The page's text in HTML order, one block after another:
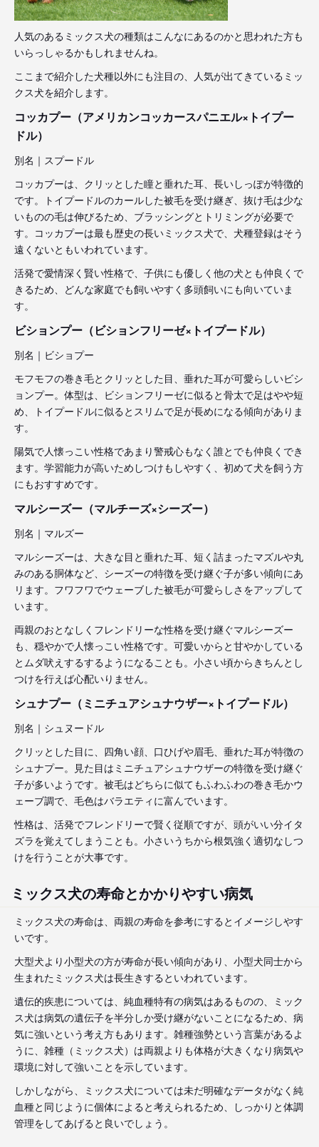
人気のあるミックス犬の種類はこんなにあるのかと思われた方も
いらっしゃるかもしれませんね。
ここまで紹介した犬種以外にも注目の、人気が出てきているミッ
クス犬を紹介します。
コッカプー（アメリカンコッカースパニエル×トイプー
ドル）
別名｜スプードル
コッカプーは、クリッとした瞳と垂れた耳、長いしっぽが特徴的
です。トイプードルのカールした被毛を受け継ぎ、抜け毛は少な
いものの毛は伸びるため、ブラッシングとトリミングが必要で
す。コッカプーは最も歴史の長いミックス犬で、犬種登録はそう
遠くないともいわれています。
活発で愛情深く賢い性格で、子供にも優しく他の犬とも仲良くで
きるため、どんな家庭でも飼いやすく多頭飼いにも向いていま
す。
ビションプー（ビションフリーゼ×トイプードル）
別名｜ビショプー
モフモフの巻き毛とクリッとした目、垂れた耳が可愛らしいビシ
ョンプー。体型は、ビションフリーゼに似ると骨太で足はやや短
め、トイプードルに似るとスリムで足が長めになる傾向がありま
す。
陽気で人懐っこい性格であまり警戒心もなく誰とでも仲良くでき
ます。学習能力が高いためしつけもしやすく、初めて犬を飼う方
にもおすすめです。
マルシーズー（マルチーズ×シーズー）
別名｜マルズー
マルシーズーは、大きな目と垂れた耳、短く詰まったマズルや丸
みのある胴体など、シーズーの特徴を受け継ぐ子が多い傾向にあ
リます。フワフワでウェーブした被毛が可愛らしさをアップして
います。
両親のおとなしくフレンドリーな性格を受け継ぐマルシーズー
も、穏やかで人懐っこい性格です。可愛いからと甘やかしている
とムダ吠えするするようになることも。小さい頃からきちんとし
つけを行えば心配いりません。
シュナプー（ミニチュアシュナウザー×トイプードル）
別名｜シュヌードル
クリッとした目に、四角い顔、口ひげや眉毛、垂れた耳が特徴の
シュナプー。見た目はミニチュアシュナウザーの特徴を受け継ぐ
子が多いようです。被毛はどちらに似てもふわふわの巻き毛かウ
ェーブ調で、毛色はバラエティに富んでいます。
性格は、活発でフレンドリーで賢く従順ですが、頭がいい分イタ
ズラを覚えてしまうことも。小さいうちから根気強く適切なしつ
けを行うことが大事です。
ミックス犬の寿命とかかりやすい病気
ミックス犬の寿命は、両親の寿命を参考にするとイメージしやす
いです。
大型犬より小型犬の方が寿命が長い傾向があり、小型犬同士から
生まれたミックス犬は長生きするといわれています。
遺伝的疾患については、純血種特有の病気はあるものの、ミック
ス犬は病気の遺伝子を半分しか受け継がないことになるため、病
気に強いという考え方もあります。雑種強勢という言葉があるよ
うに、雑種（ミックス犬）は両親よりも体格が大きくなり病気や
環境に対して強いことを示しています。
しかしながら、ミックス犬については未だ明確なデータがなく純
血種と同じように個体によると考えられるため、しっかりと体調
管理をしてあげると良いでしょう。